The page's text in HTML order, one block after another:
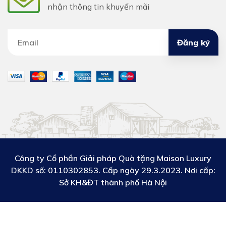
nhận thông tin khuyến mãi
Đăng ký
Công ty Cổ phần Giải pháp Quà tặng Maison Luxury
DKKD số: 0110302853. Cấp ngày 29.3.2023. Nơi cấp:
Sở KH&ĐT thành phố Hà Nội